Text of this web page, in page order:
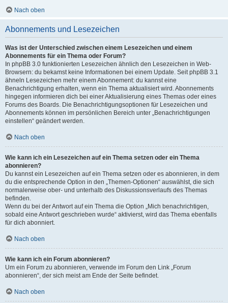
Nach oben
Abonnements und Lesezeichen
Was ist der Unterschied zwischen einem Lesezeichen und einem
Abonnements für ein Thema oder Forum?
In phpBB 3.0 funktionierten Lesezeichen ähnlich den Lesezeichen in Web-
Browsern: du bekamst keine Informationen bei einem Update. Seit phpBB 3.1
ähneln Lesezeichen mehr einem Abonnement: du kannst eine
Benachrichtigung erhalten, wenn ein Thema aktualisiert wird. Abonnements
hingegen informieren dich bei einer Aktualisierung eines Themas oder eines
Forums des Boards. Die Benachrichtigungsoptionen für Lesezeichen und
Abonnements können im persönlichen Bereich unter „Benachrichtigungen
einstellen“ geändert werden.
Nach oben
Wie kann ich ein Lesezeichen auf ein Thema setzen oder ein Thema
abonnieren?
Du kannst ein Lesezeichen auf ein Thema setzen oder es abonnieren, in dem
du die entsprechende Option in den „Themen-Optionen“ auswählst, die sich
normalerweise ober- und unterhalb des Diskussionsverlaufs des Themas
befinden.
Wenn du bei der Antwort auf ein Thema die Option „Mich benachrichtigen,
sobald eine Antwort geschrieben wurde“ aktivierst, wird das Thema ebenfalls
für dich abonniert.
Nach oben
Wie kann ich ein Forum abonnieren?
Um ein Forum zu abonnieren, verwende im Forum den Link „Forum
abonnieren“, der sich meist am Ende der Seite befindet.
Nach oben